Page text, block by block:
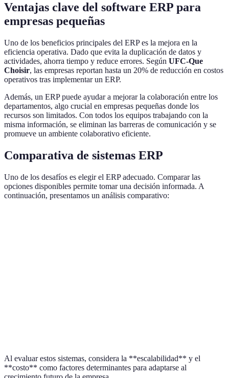
Ventajas clave del software ERP para
empresas pequeñas
Uno de los beneficios principales del ERP es la mejora en la
eficiencia operativa. Dado que evita la duplicación de datos y
actividades, ahorra tiempo y reduce errores. Según UFC-Que
Choisir, las empresas reportan hasta un 20% de reducción en costos
operativos tras implementar un ERP.
Además, un ERP puede ayudar a mejorar la colaboración entre los
departamentos, algo crucial en empresas pequeñas donde los
recursos son limitados. Con todos los equipos trabajando con la
misma información, se eliminan las barreras de comunicación y se
promueve un ambiente colaborativo eficiente.
Comparativa de sistemas ERP
Uno de los desafíos es elegir el ERP adecuado. Comparar las
opciones disponibles permite tomar una decisión informada. A
continuación, presentamos un análisis comparativo:
Al evaluar estos sistemas, considera la **escalabilidad** y el
**costo** como factores determinantes para adaptarse al